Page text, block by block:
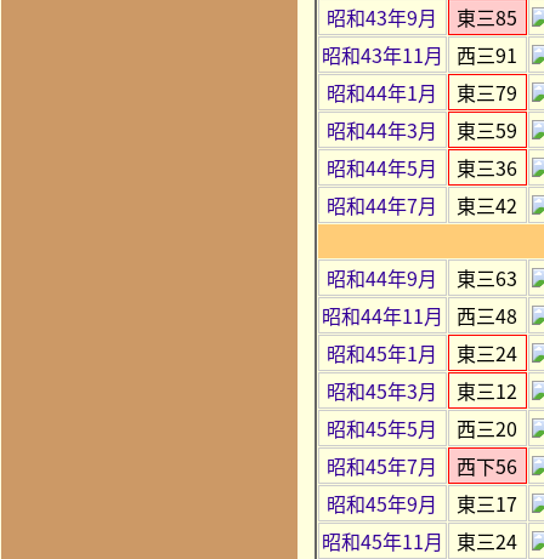
昭和43年9月
東三85
昭和43年11月 西三91
昭和44年1月
東三79
昭和44年3月
東三59
昭和44年5月
東三36
昭和44年7月
東三42
昭和44年9月
東三63
昭和44年11月 西三48
昭和45年1月
東三24
昭和45年3月
東三12
昭和45年5月
西三20
昭和45年7月
西下56
昭和45年9月
東三17
昭和45年11月 東三24